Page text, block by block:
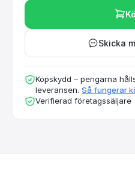
Skicka
Köpskydd – pengarna
leveransen. Så fungerar
Verifierad företagssäljare